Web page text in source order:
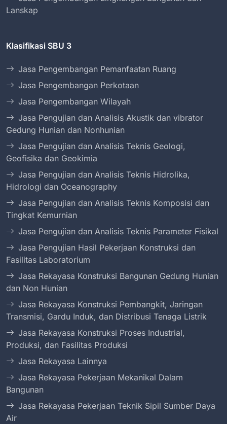
Lanskap
Klasifikasi SBU 3
Jasa Pengembangan Pemanfaatan Ruang
Jasa Pengembangan Perkotaan
Jasa Pengembangan Wilayah
Jasa Pengujian dan Analisis Akustik dan vibrator
Gedung Hunian dan Nonhunian
Jasa Pengujian dan Analisis Teknis Geologi,
Geofisika dan Geokimia
Jasa Pengujian dan Analisis Teknis Hidrolika,
Hidrologi dan Oceanography
Jasa Pengujian dan Analisis Teknis Komposisi dan
Tingkat Kemurnian
Jasa Pengujian dan Analisis Teknis Parameter Fisikal
Jasa Pengujian Hasil Pekerjaan Konstruksi dan
Fasilitas Laboratorium
Jasa Rekayasa Konstruksi Bangunan Gedung Hunian
dan Non Hunian
Jasa Rekayasa Konstruksi Pembangkit, Jaringan
Transmisi, Gardu Induk, dan Distribusi Tenaga Listrik
Jasa Rekayasa Konstruksi Proses Industrial,
Produksi, dan Fasilitas Produksi
Jasa Rekayasa Lainnya
Jasa Rekayasa Pekerjaan Mekanikal Dalam
Bangunan
Jasa Rekayasa Pekerjaan Teknik Sipil Sumber Daya
Air